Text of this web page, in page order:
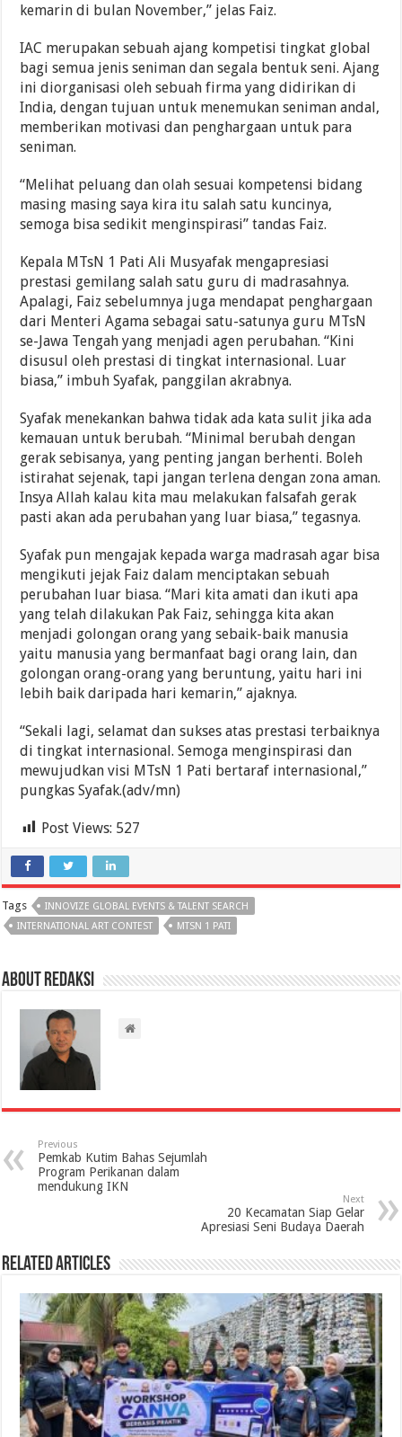
kemarin di bulan November,” jelas Faiz.
IAC merupakan sebuah ajang kompetisi tingkat global
bagi semua jenis seniman dan segala bentuk seni. Ajang
ini diorganisasi oleh sebuah firma yang didirikan di
India, dengan tujuan untuk menemukan seniman andal,
memberikan motivasi dan penghargaan untuk para
seniman.
“Melihat peluang dan olah sesuai kompetensi bidang
masing masing saya kira itu salah satu kuncinya,
semoga bisa sedikit menginspirasi” tandas Faiz.
Kepala MTsN 1 Pati Ali Musyafak mengapresiasi
prestasi gemilang salah satu guru di madrasahnya.
Apalagi, Faiz sebelumnya juga mendapat penghargaan
dari Menteri Agama sebagai satu-satunya guru MTsN
se-Jawa Tengah yang menjadi agen perubahan. “Kini
disusul oleh prestasi di tingkat internasional. Luar
biasa,” imbuh Syafak, panggilan akrabnya.
Syafak menekankan bahwa tidak ada kata sulit jika ada
kemauan untuk berubah. “Minimal berubah dengan
gerak sebisanya, yang penting jangan berhenti. Boleh
istirahat sejenak, tapi jangan terlena dengan zona aman.
Insya Allah kalau kita mau melakukan falsafah gerak
pasti akan ada perubahan yang luar biasa,” tegasnya.
Syafak pun mengajak kepada warga madrasah agar bisa
mengikuti jejak Faiz dalam menciptakan sebuah
perubahan luar biasa. “Mari kita amati dan ikuti apa
yang telah dilakukan Pak Faiz, sehingga kita akan
menjadi golongan orang yang sebaik-baik manusia
yaitu manusia yang bermanfaat bagi orang lain, dan
golongan orang-orang yang beruntung, yaitu hari ini
lebih baik daripada hari kemarin,” ajaknya.
“Sekali lagi, selamat dan sukses atas prestasi terbaiknya
di tingkat internasional. Semoga menginspirasi dan
mewujudkan visi MTsN 1 Pati bertaraf internasional,”
pungkas Syafak.(adv/mn)
Post Views: 527
Tags
INNOVIZE GLOBAL EVENTS & TALENT SEARCH
INTERNATIONAL ART CONTEST
MTSN 1 PATI
About Redaksi
Previous
Pemkab Kutim Bahas Sejumlah
Program Perikanan dalam
mendukung IKN
Next
20 Kecamatan Siap Gelar
Apresiasi Seni Budaya Daerah
Related Articles